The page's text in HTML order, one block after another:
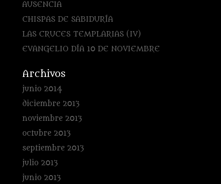
AUSENCIA
CHISPAS DE SABIDURÍA
LAS CRUCES TEMPLARIAS (IV)
EVANGELIO DÍA 10 DE NOVIEMBRE
Archivos
junio 2014
diciembre 2013
noviembre 2013
octubre 2013
septiembre 2013
julio 2013
junio 2013